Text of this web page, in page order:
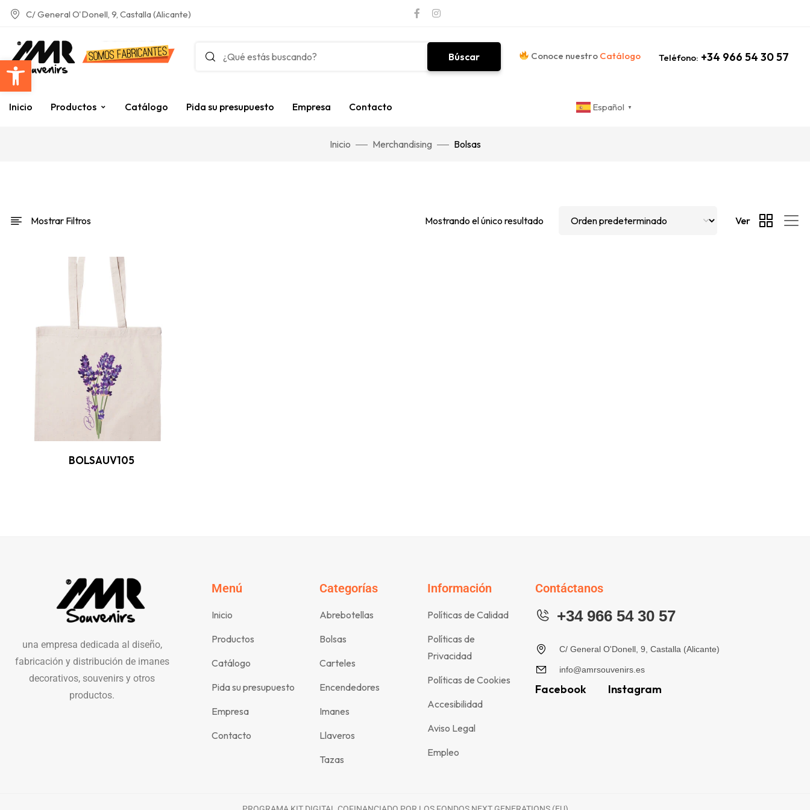
Abrir barra de herramientas
C/ General O'Donell, 9, Castalla (Alicante)
Búscar Conoce nuestro Catálogo Teléfono: +34 966 54 30 57
Inicio Productos Catálogo Pida su presupuesto Empresa Contacto Español ▼
Inicio Merchandising Bolsas
Mostrar Filtros Mostrando el único resultado Ver
BOLSAUV105
una empresa dedicada al diseño,
fabricación y distribución de imanes
decorativos, souvenirs y otros
productos.
Menú
Inicio
Productos
Catálogo
Pida su presupuesto
Empresa
Contacto
Categorías
Abrebotellas
Bolsas
Carteles
Encendedores
Imanes
Llaveros
Tazas
Información
Políticas de Calidad
Políticas de
Privacidad
Políticas de Cookies
Accesibilidad
Aviso Legal
Empleo
Contáctanos
+34 966 54 30 57
C/ General O'Donell, 9, Castalla (Alicante)
info@amrsouvenirs.es
Facebook Instagram